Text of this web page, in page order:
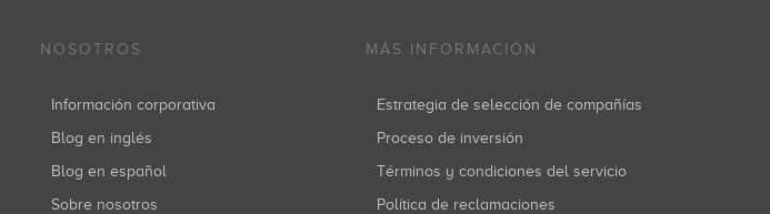
NOSOTROS
Información corporativa
Blog en inglés
Blog en español
Sobre nosotros
MÁS INFORMACIÓN
Estrategia de selección de compañías
Proceso de inversión
Términos y condiciones del servicio
Política de reclamaciones